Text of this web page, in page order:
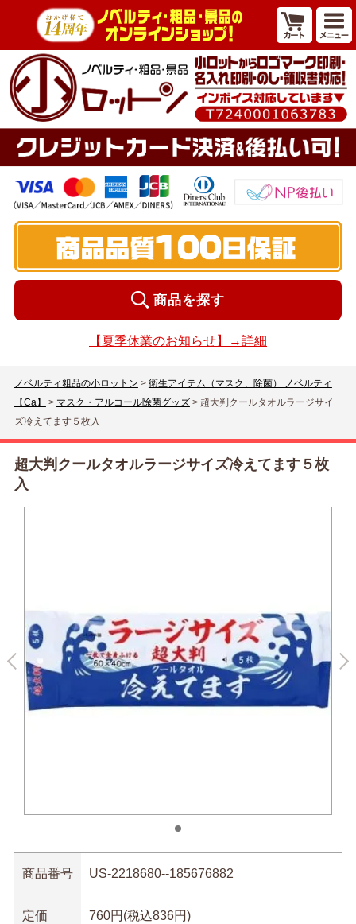
商品を探す
【夏季休業のお知らせ】→詳細
ノベルティ粗品の小ロットン > 衛生アイテム（マスク、除菌） ノベルティ
【Ca】
> マスク・アルコール除菌グッズ > 超大判クールタオルラージサイ
ズ冷えてます５枚入
超大判クールタオルラージサイズ冷えてます５枚
入
商品番号 US-2218680--185676882
定価 760円(税込836円)